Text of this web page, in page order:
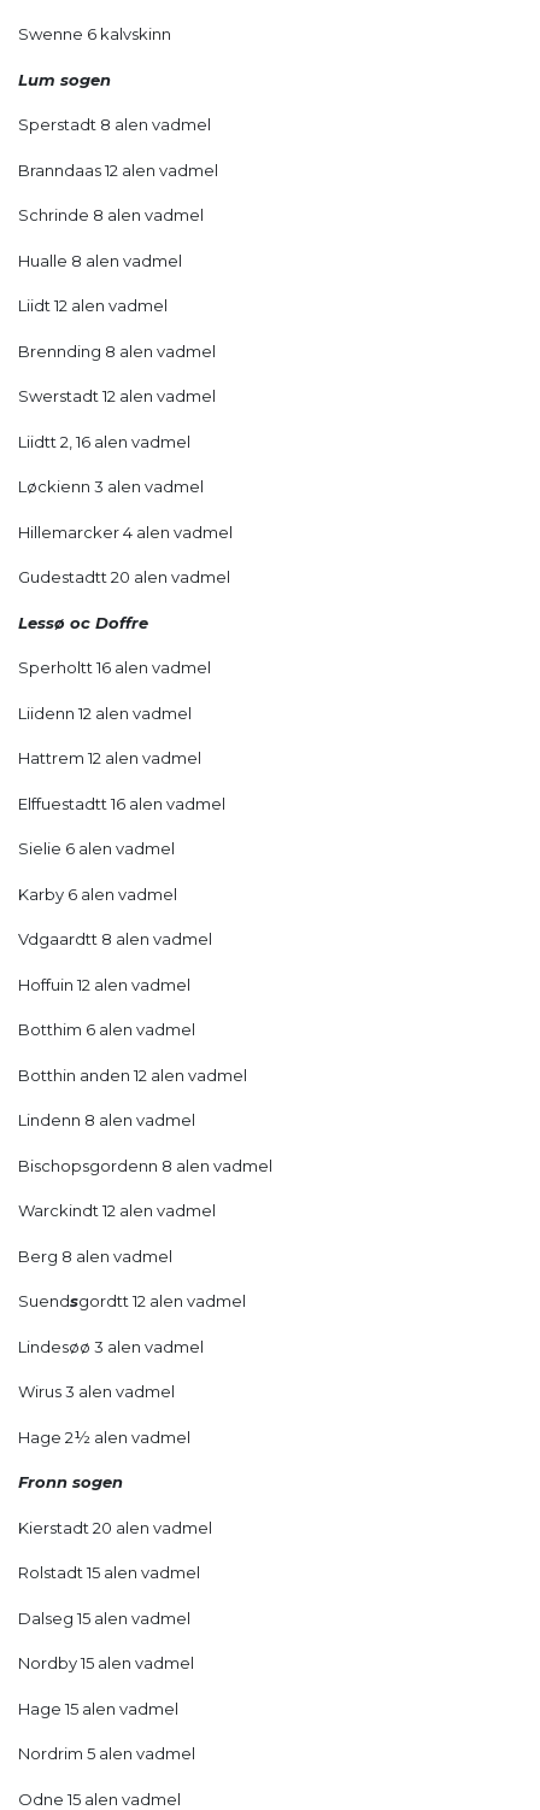
Swenne 6 kalvskinn
Lum sogen
Sperstadt 8 alen vadmel
Branndaas 12 alen vadmel
Schrinde 8 alen vadmel
Hualle 8 alen vadmel
Liidt 12 alen vadmel
Brennding 8 alen vadmel
Swerstadt 12 alen vadmel
Liidtt 2, 16 alen vadmel
Løckienn 3 alen vadmel
Hillemarcker 4 alen vadmel
Gudestadtt 20 alen vadmel
Lessø oc Doffre
Sperholtt 16 alen vadmel
Liidenn 12 alen vadmel
Hattrem 12 alen vadmel
Elffuestadtt 16 alen vadmel
Sielie 6 alen vadmel
Karby 6 alen vadmel
Vdgaardtt 8 alen vadmel
Hoffuin 12 alen vadmel
Botthim 6 alen vadmel
Botthin anden 12 alen vadmel
Lindenn 8 alen vadmel
Bischopsgordenn 8 alen vadmel
Warckindt 12 alen vadmel
Berg 8 alen vadmel
Suendsgordtt 12 alen vadmel
Lindesøø 3 alen vadmel
Wirus 3 alen vadmel
Hage 2½ alen vadmel
Fronn sogen
Kierstadt 20 alen vadmel
Rolstadt 15 alen vadmel
Dalseg 15 alen vadmel
Nordby 15 alen vadmel
Hage 15 alen vadmel
Nordrim 5 alen vadmel
Odne 15 alen vadmel